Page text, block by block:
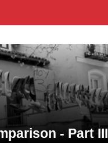
- Part III